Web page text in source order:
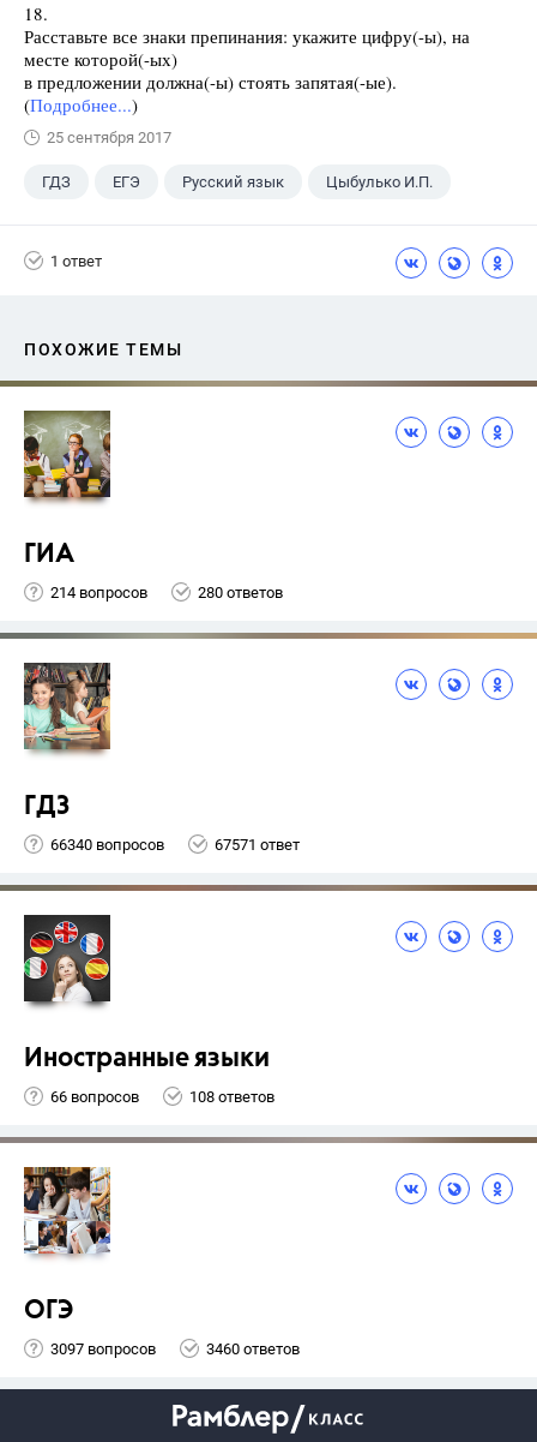
18.
Расставьте все знаки препинания: укажите цифру(-ы), на
месте которой(-ых)
в предложении должна(-ы) стоять запятая(-ые).
(Подробнее...)
25 сентября 2017
ГДЗ ЕГЭ Русский язык Цыбулько И.П.
1 ответ
ПОХОЖИЕ ТЕМЫ
ГИА
214 вопросов 280 ответов
ГДЗ
66340 вопросов 67571 ответ
Иностранные языки
66 вопросов 108 ответов
ОГЭ
3097 вопросов 3460 ответов